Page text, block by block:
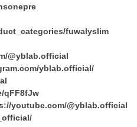
fuwalyslim
@yblab.official
yblab.official/
qFF8fJw
youtube.com/@yblab.official